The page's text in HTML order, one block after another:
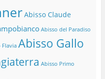
Abisso Claude
Abisso del Paradiso
Flavia Abisso Gallo
Abisso Primo